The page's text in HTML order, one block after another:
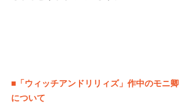
■「ウィッチアンドリリィズ」作中のモニ卿
について